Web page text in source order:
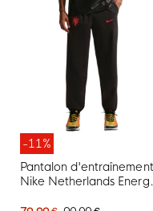
-11%
Pantalon d'entraînement
Nike Netherlands